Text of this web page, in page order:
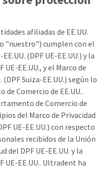
afiliadas de EE.UU.
"nuestro") cumplen con el
(DPF UE-EE.UU.) y la
EE.UU., y el Marco de
Suiza-EE.UU.) según lo
Comercio de EE.UU..
de Comercio de
del Marco de Privacidad
UE-EE.UU.) con respecto
recibidos de la Unión
del DPF UE-EE.UU. y la
UE-EE.UU.. Ultradent ha